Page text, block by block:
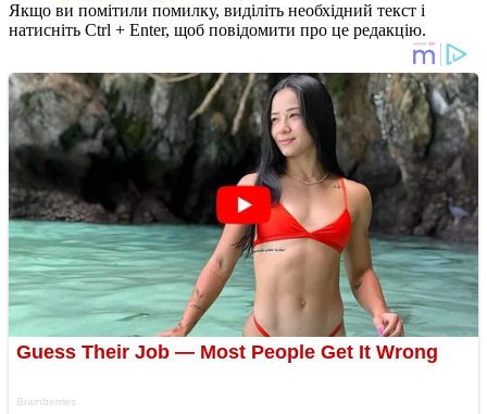
Якщо ви помітили помилку, виділіть необхідний текст і
натисніть Ctrl + Enter, щоб повідомити про це редакцію.